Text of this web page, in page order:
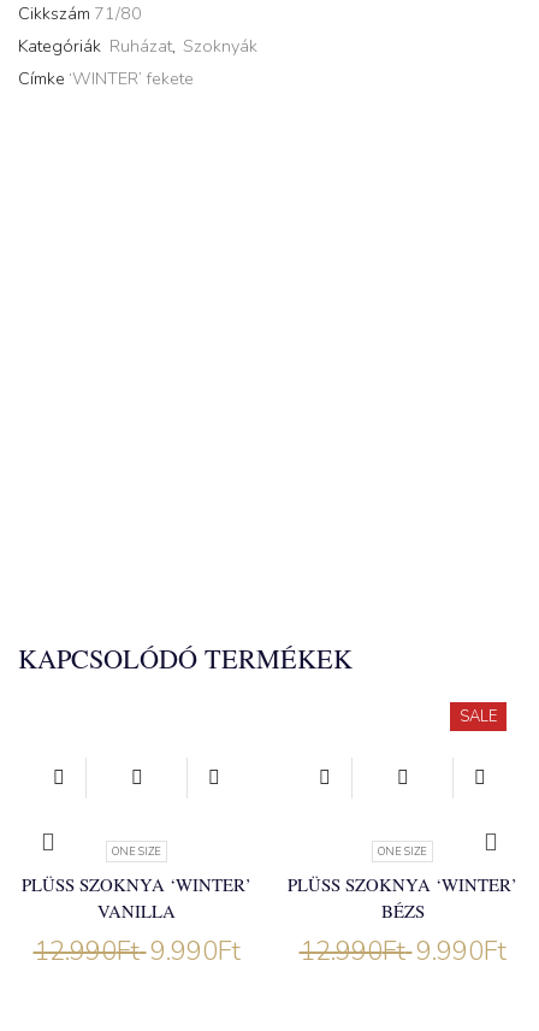
Cikkszám 71/80
Kategóriák Ruházat, Szoknyák
Címke ‘WINTER’ fekete
KAPCSOLÓDÓ TERMÉKEK
SALE
ONE SIZE
PLÜSS SZOKNYA ‘WINTER’
VANILLA
12.990Ft 9.990Ft
ONE SIZE
PLÜSS SZOKNYA ‘WINTER’
BÉZS
12.990Ft 9.990Ft